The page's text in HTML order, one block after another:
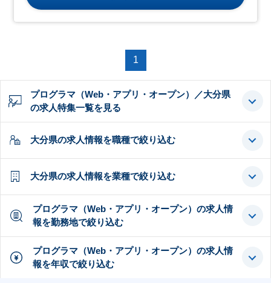
1
プログラマ（Web・アプリ・オープン）／大分県
の求人特集一覧を見る
大分県の求人情報を職種で絞り込む
大分県の求人情報を業種で絞り込む
プログラマ（Web・アプリ・オープン）の求人情
報を勤務地で絞り込む
プログラマ（Web・アプリ・オープン）の求人情
報を年収で絞り込む